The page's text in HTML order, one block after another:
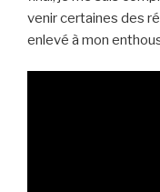
venir certaines des
enlevé à mon